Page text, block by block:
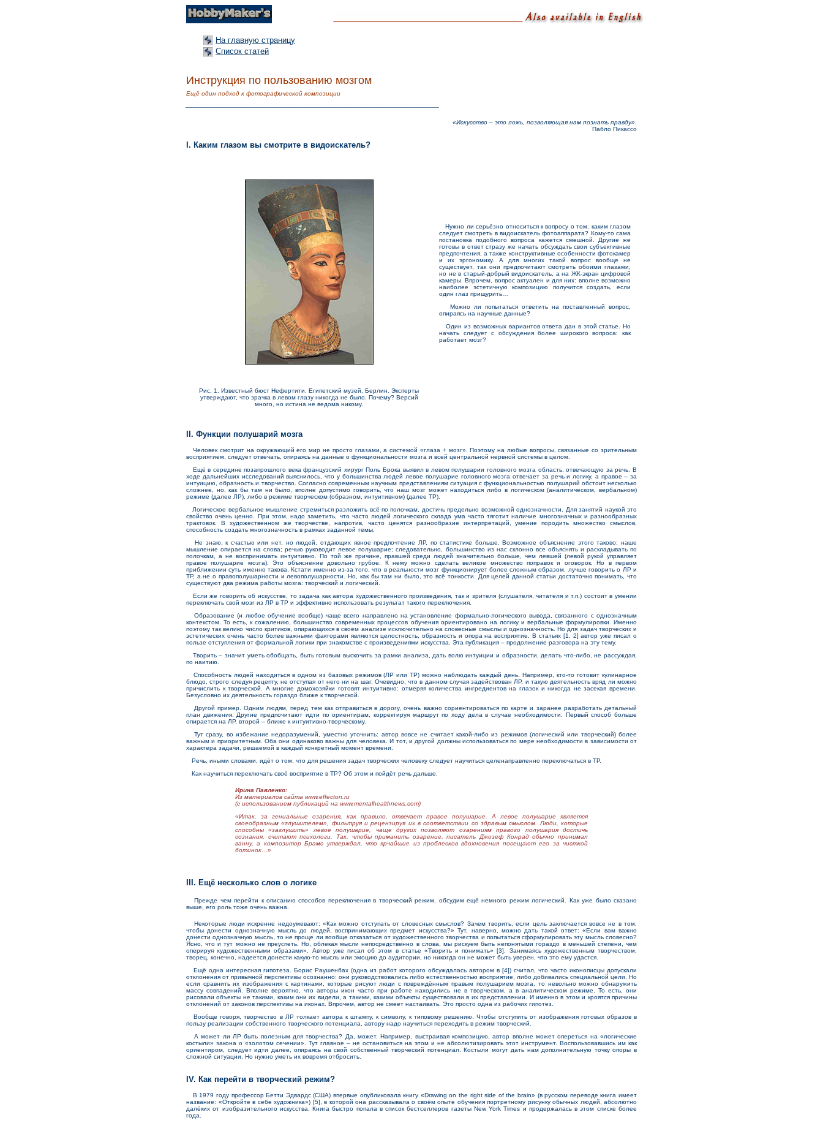
На главную страницу
Список статей
Инструкция по пользованию мозгом
Ещё один подход к фотографической композиции
«Искусство – это ложь, позволяющая нам познать правду».
Пабло Пикассо
I. Каким глазом вы смотрите в видоискатель?
Нужно ли серьёзно относиться к вопросу о том, каким глазом
следует смотреть в видоискатель фотоаппарата? Кому-то сама
постановка подобного вопроса кажется смешной. Другие же
готовы в ответ стразу же начать обсуждать свои субъективные
предпочтения, а также конструктивные особенности фотокамер
и их эргономику. А для многих такой вопрос вообще не
существует, так они предпочитают смотреть обоими глазами,
но не в старый-добрый видоискатель, а на ЖК-экран цифровой
камеры. Впрочем, вопрос актуален и для них: вполне возможно
наиболее эстетичную композицию получится создать, если
один глаз прищурить…
Можно ли попытаться ответить на поставленный вопрос,
опираясь на научные данные?
Один из возможных вариантов ответа дан в этой статье. Но
начать следует с обсуждения более широкого вопроса: как
работает мозг?
Рис. 1. Известный бюст Нефертити. Египетский музей, Берлин. Эксперты
утверждают, что зрачка в левом глазу никогда не было. Почему? Версий
много, но истина не ведома никому.
II. Функции полушарий мозга
Человек смотрит на окружающий его мир не просто глазами, а системой «глаза + мозг». Поэтому на любые вопросы, связанные со зрительным
восприятием, следует отвечать, опираясь на данные о функциональности мозга и всей центральной нервной системы в целом.
Ещё в середине позапрошлого века французский хирург Поль Брока выявил в левом полушарии головного мозга область, отвечающую за речь. В
ходе дальнейших исследований выяснилось, что у большинства людей левое полушарие головного мозга отвечает за речь и логику, а правое – за
интуицию, образность и творчество. Согласно современным научным представлениям ситуация с функциональностью полушарий обстоит несколько
сложнее, но, как бы там ни было, вполне допустимо говорить, что наш мозг может находиться либо в логическом (аналитическом, вербальном)
режиме (далее ЛР), либо в режиме творческом (образном, интуитивном) (далее ТР).
Логическое вербальное мышление стремиться разложить всё по полочкам, достичь предельно возможной однозначности. Для занятий наукой это
свойство очень ценно. При этом, надо заметить, что часто людей логического склада ума часто тяготит наличие многозначных и разнообразных
трактовок. В художественном же творчестве, напротив, часто ценятся разнообразие интерпретаций, умение породить множество смыслов,
способность создать многозначность в рамках заданной темы.
Не знаю, к счастью или нет, но людей, отдающих явное предпочтение ЛР, по статистике больше. Возможное объяснение этого таково: наше
мышление опирается на слова; речью руководит левое полушарие; следовательно, большинство из нас склонно все объяснять и раскладывать по
полочкам, а не воспринимать интуитивно. По той же причине, правшей среди людей значительно больше, чем левшей (левой рукой управляет
правое полушарие мозга). Это объяснение довольно грубое. К нему можно сделать великое множество поправок и оговорок. Но в первом
приближении суть именно такова. Кстати именно из-за того, что в реальности мозг функционирует более сложным образом, лучше говорить о ЛР и
ТР, а не о правополушарности и левополушарности. Но, как бы там ни было, это всё тонкости. Для целей данной статьи достаточно понимать, что
существуют два режима работы мозга: творческий и логический.
Если же говорить об искусстве, то задача как автора художественного произведения, так и зрителя (слушателя, читателя и т.п.) состоит в умении
переключать свой мозг из ЛР в ТР и эффективно использовать результат такого переключения.
Образование (и любое обучение вообще) чаще всего направлено на установление формально-логического вывода, связанного с однозначным
контекстом. То есть, к сожалению, большинство современных процессов обучения ориентировано на логику и вербальные формулировки. Именно
поэтому так велико число критиков, опирающихся в своём анализе исключительно на словесные смыслы и однозначность. Но для задач творческих и
эстетических очень часто более важными факторами являются целостность, образность и опора на восприятие. В статьях [1, 2] автор уже писал о
пользе отступления от формальной логики при знакомстве с произведениями искусства. Эта публикация – продолжение разговора на эту тему.
Творить – значит уметь обобщать, быть готовым выскочить за рамки анализа, дать волю интуиции и образности, делать что-либо, не рассуждая,
по наитию.
Способность людей находиться в одном из базовых режимов (ЛР или ТР) можно наблюдать каждый день. Например, кто-то готовит кулинарное
блюдо, строго следуя рецепту, не отступая от него ни на шаг. Очевидно, что в данном случая задействован ЛР, и такую деятельность вряд ли можно
причислить к творческой. А многие домохозяйки готовят интуитивно: отмеряя количества ингредиентов на глазок и никогда не засекая времени.
Безусловно их деятельность гораздо ближе к творческой.
Другой пример. Одним людям, перед тем как отправиться в дорогу, очень важно сориентироваться по карте и заранее разработать детальный
план движения. Другие предпочитают идти по ориентирам, корректируя маршрут по ходу дела в случае необходимости. Первый способ больше
опирается на ЛР, второй – ближе к интуитивно-творческому.
Тут сразу, во избежание недоразумений, уместно уточнить: автор вовсе не считает какой-либо из режимов (логический или творческий) более
важным и приоритетным. Оба они одинаково важны для человека. И тот, и другой должны использоваться по мере необходимости в зависимости от
характера задачи, решаемой в каждый конкретный момент времени.
Речь, иными словами, идёт о том, что для решения задач творческих человеку следует научиться целенаправленно переключаться в ТР.
Как научиться переключать своё восприятие в ТР? Об этом и пойдёт речь дальше.
Ирина Павленко:
Из материалов сайта www.effecton.ru
(с использованием публикаций на www.mentalhealthnews.com)
«Итак, за гениальные озарения, как правило, отвечает правое полушарие. А левое полушарие является
своеобразным «глушителем», фильтруя и рецензируя их в соответствии со здравым смыслом. Люди, которые
способны «заглушить» левое полушарие, чаще других позволяют озарениям правого полушария достичь
сознания, считают психологи. Так, чтобы приманить озарение, писатель Джозеф Конрад обычно принимал
ванну, а композитор Брамс утверждал, что ярчайшие из проблесков вдохновения посещают его за чисткой
ботинок…»
III. Ещё несколько слов о логике
Прежде чем перейти к описанию способов переключения в творческий режим, обсудим ещё немного режим логический. Как уже было сказано
выше, его роль тоже очень важна.
Некоторые люди искренне недоумевают: «Как можно отступать от словесных смыслов? Зачем творить, если цель заключается вовсе не в том,
чтобы донести однозначную мысль до людей, воспринимающих предмет искусства?» Тут, наверно, можно дать такой ответ: «Если вам важно
донести однозначную мысль, то не проще ли вообще отказаться от художественного творчества и попытаться сформулировать эту мысль словесно?
Ясно, что и тут можно не преуспеть. Но, облекая мысли непосредственно в слова, мы рискуем быть непонятыми гораздо в меньшей степени, чем
оперируя художественными образами». Автор уже писал об этом в статье «Творить и понимать» [3]. Занимаясь художественным творчеством,
творец, конечно, надеется донести какую-то мысль или эмоцию до аудитории, но никогда он не может быть уверен, что это ему удастся.
Ещё одна интересная гипотеза. Борис Раушенбах (одна из работ которого обсуждалась автором в [4]) считал, что часто иконописцы допускали
отклонения от привычной перспективы осознанно: они руководствовались либо естественностью восприятие, либо добивались специальной цели. Но
если сравнить их изображения с картинами, которые рисуют люди с повреждённым правым полушарием мозга, то невольно можно обнаружить
массу совпадений. Вполне вероятно, что авторы икон часто при работе находились не в творческом, а в аналитическом режиме. То есть, они
рисовали объекты не такими, каким они их видели, а такими, какими объекты существовали в их представлении. И именно в этом и кроятся причины
отклонений от законов перспективы на иконах. Впрочем, автор не смеет настаивать. Это просто одна из рабочих гипотез.
Вообще говоря, творчество в ЛР толкает автора к штампу, к символу, к типовому решению. Чтобы отступить от изображения готовых образов в
пользу реализации собственного творческого потенциала, автору надо научиться переходить в режим творческий.
А может ли ЛР быть полезным для творчества? Да, может. Например, выстраивая композицию, автор вполне может опереться на «логические
костыли» закона о «золотом сечении». Тут главное – не остановиться на этом и не абсолютизировать этот инструмент. Воспользовавшись им как
ориентиром, следует идти далее, опираясь на свой собственный творческий потенциал. Костыли могут дать нам дополнительную точку опоры в
сложной ситуации. Но нужно уметь их вовремя отбросить.
IV. Как перейти в творческий режим?
В 1979 году профессор Бетти Эдвардс (США) впервые опубликовала книгу «Drawing on the right side of the brain» (в русском переводе книга имеет
название: «Откройте в себе художника») [5], в которой она рассказывала о своём опыте обучения портретному рисунку обычных людей, абсолютно
далёких от изобразительного искусства. Книга быстро попала в список бестселлеров газеты New York Times и продержалась в этом списке более
года.